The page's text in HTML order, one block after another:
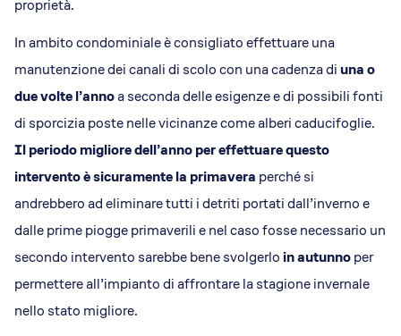
proprietà.
In ambito condominiale è consigliato effettuare una
manutenzione dei canali di scolo con una cadenza di una o
due volte l’annoa seconda delle esigenze e di possibili fonti
di sporcizia poste nelle vicinanze come alberi caducifoglie.
Il periodo miglioredell’anno per effettuare questo
intervento è sicuramente la primavera perché si
andrebbero ad eliminare tutti i detriti portati dall’inverno e
dalle prime piogge primaverili e nel caso fosse necessario un
secondo intervento sarebbe bene svolgerlo in autunnoper
permettere all’impianto di affrontare la stagione invernale
nello stato migliore.